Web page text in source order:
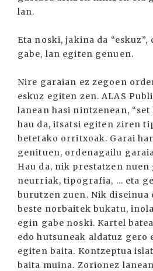
lan.
Eta noski, jakina da
gabe, lan egiten genuen.
Nire garaian ez zegoen
eskuz egiten zen. ALAS
lanean hasi nintzenean,
hau da, itsatsi egiten ziren
betetako orritxoak. Garai
genituen, ordenagailu
Hau da, nik prestatzen
neurriak, tipografia, ... eta
burutzen zuen. Nik diseinua
beste norbaitek bukatu,
egin gabe noski. Kartel
edo hutsuneak aldatuz gero
egiten baita. Kontzeptua
baita muina. Zorionez